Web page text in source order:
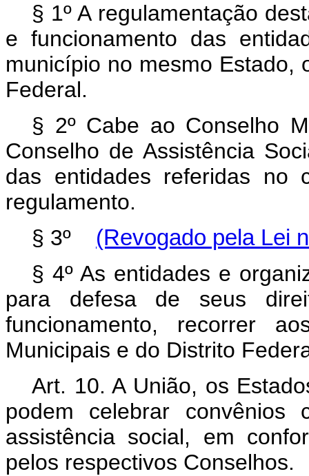
§ 1º A regulamentação
e funcionamento das
município no mesmo Estado,
Federal.
§ 2º Cabe ao Conselho
Conselho de Assistência
das entidades referidas
regulamento.
§ 3º
(Revogado pela Lei
§ 4º As entidades e
para defesa de seus
funcionamento, recorrer
Municipais e do Distrito
Art. 10. A União, os
podem celebrar convênios
assistência social, em
pelos respectivos Conselhos.